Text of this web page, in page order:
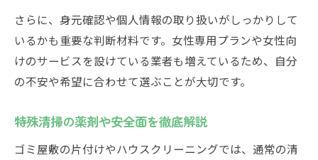
さらに、身元確認や個人情報の取り扱いがしっかりして
いるかも重要な判断材料です。女性専用プランや女性向
けのサービスを設けている業者も増えているため、自分
の不安や希望に合わせて選ぶことが大切です。
特殊清掃の薬剤や安全面を徹底解説
ゴミ屋敷の片付けやハウスクリーニングでは、通常の清